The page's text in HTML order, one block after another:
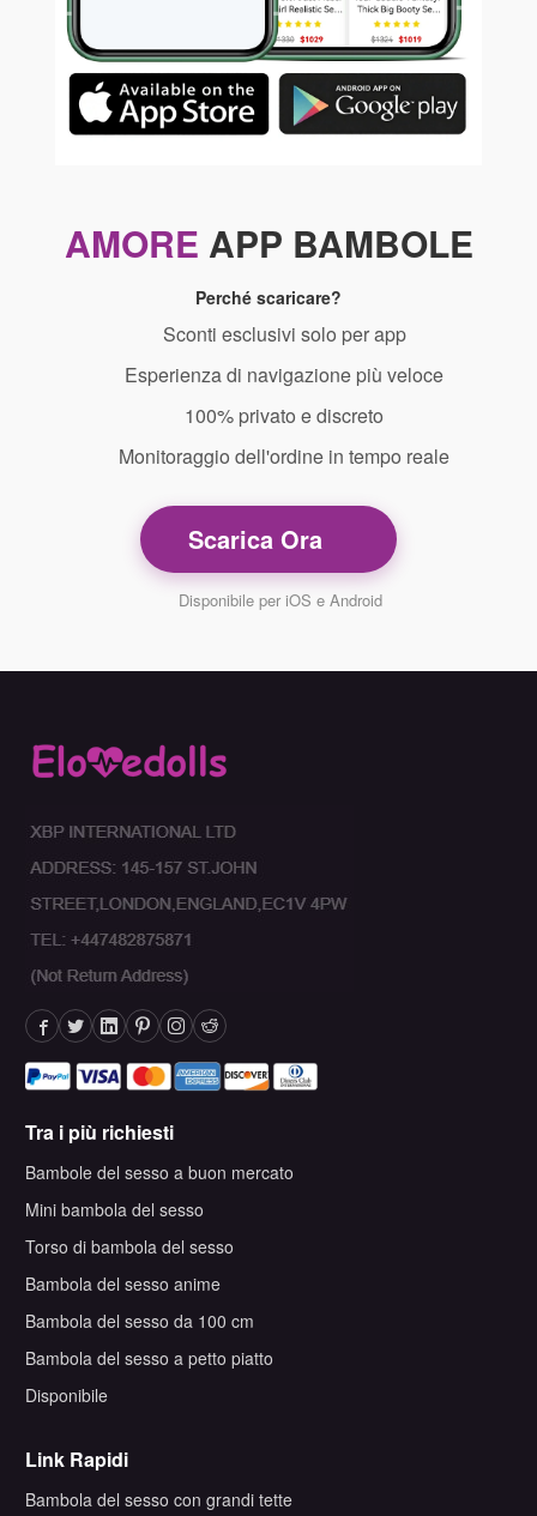
AMORE APP BAMBOLE
Perché scaricare?
Sconti esclusivi solo per app
Esperienza di navigazione più veloce
100% privato e discreto
Monitoraggio dell'ordine in tempo reale
Scarica Ora
Disponibile per iOS e Android
Tra i più richiesti
Bambole del sesso a buon mercato
Mini bambola del sesso
Torso di bambola del sesso
Bambola del sesso anime
Bambola del sesso da 100 cm
Bambola del sesso a petto piatto
Disponibile
Link Rapidi
Bambola del sesso con grandi tette